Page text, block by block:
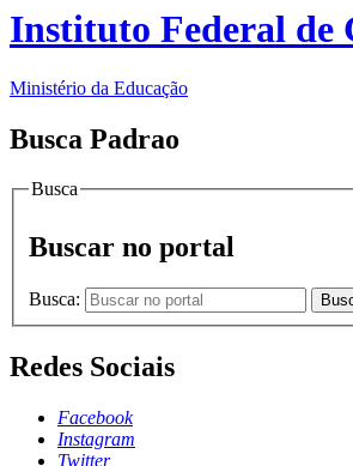
Instituto Federal de
Ministério da Educação
Busca Padrao
Busca
Buscar no portal
Busca:
Redes Sociais
Facebook
Instagram
Twitter